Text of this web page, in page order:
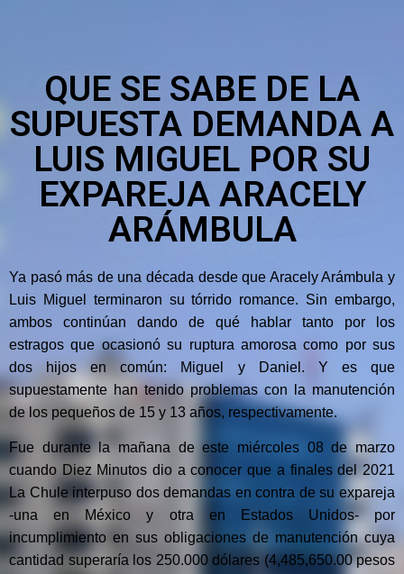
QUE SE SABE DE LA
SUPUESTA DEMANDA A
LUIS MIGUEL POR SU
EXPAREJA ARACELY
ARÁMBULA
Ya pasó más de una década desde que Aracely Arámbula y
Luis Miguel terminaron su tórrido romance. Sin embargo,
ambos continúan dando de qué hablar tanto por los
estragos que ocasionó su ruptura amorosa como por sus
dos hijos en común: Miguel y Daniel. Y es que
supuestamente han tenido problemas con la manutención
de los pequeños de 15 y 13 años, respectivamente.
Fue durante la mañana de este miércoles 08 de marzo
cuando Diez Minutos dio a conocer que a finales del 2021
La Chule interpuso dos demandas en contra de su expareja
-una en México y otra en Estados Unidos- por
incumplimiento en sus obligaciones de manutención cuya
cantidad superaría los 250.000 dólares (4,485,650.00 pesos